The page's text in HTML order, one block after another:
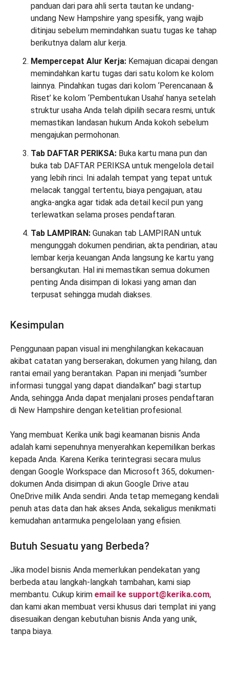
panduan dari para ahli serta tautan ke undang-
undang New Hampshire yang spesifik, yang wajib
ditinjau sebelum memindahkan suatu tugas ke tahap
berikutnya dalam alur kerja.
Mempercepat Alur Kerja: Kemajuan dicapai dengan
memindahkan kartu tugas dari satu kolom ke kolom
lainnya. Pindahkan tugas dari kolom ‘Perencanaan &
Riset’ ke kolom ‘Pembentukan Usaha’ hanya setelah
struktur usaha Anda telah dipilih secara resmi, untuk
memastikan landasan hukum Anda kokoh sebelum
mengajukan permohonan.
Tab DAFTAR PERIKSA: Buka kartu mana pun dan
buka tab DAFTAR PERIKSA untuk mengelola detail
yang lebih rinci. Ini adalah tempat yang tepat untuk
melacak tanggal tertentu, biaya pengajuan, atau
angka-angka agar tidak ada detail kecil pun yang
terlewatkan selama proses pendaftaran.
Tab LAMPIRAN: Gunakan tab LAMPIRAN untuk
mengunggah dokumen pendirian, akta pendirian, atau
lembar kerja keuangan Anda langsung ke kartu yang
bersangkutan. Hal ini memastikan semua dokumen
penting Anda disimpan di lokasi yang aman dan
terpusat sehingga mudah diakses.
Kesimpulan
Penggunaan papan visual ini menghilangkan kekacauan
akibat catatan yang berserakan, dokumen yang hilang, dan
rantai email yang berantakan. Papan ini menjadi “sumber
informasi tunggal yang dapat diandalkan” bagi startup
Anda, sehingga Anda dapat menjalani proses pendaftaran
di New Hampshire dengan ketelitian profesional.
Yang membuat Kerika unik bagi keamanan bisnis Anda
adalah kami sepenuhnya menyerahkan kepemilikan berkas
kepada Anda. Karena Kerika terintegrasi secara mulus
dengan Google Workspace dan Microsoft 365, dokumen-
dokumen Anda disimpan di akun Google Drive atau
OneDrive milik Anda sendiri. Anda tetap memegang kendali
penuh atas data dan hak akses Anda, sekaligus menikmati
kemudahan antarmuka pengelolaan yang efisien.
Butuh Sesuatu yang Berbeda?
Jika model bisnis Anda memerlukan pendekatan yang
berbeda atau langkah-langkah tambahan, kami siap
membantu. Cukup kirim email ke support@kerika.com,
dan kami akan membuat versi khusus dari templat ini yang
disesuaikan dengan kebutuhan bisnis Anda yang unik,
tanpa biaya.